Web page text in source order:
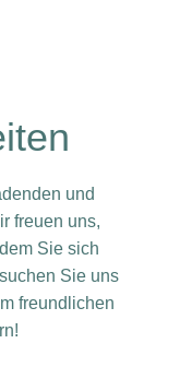
und
freuen uns,
Sie sich
Sie uns
freundlichen